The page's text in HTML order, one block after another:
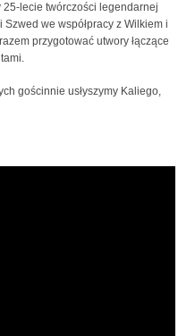
lecie twórczości legendarnej
we współpracy z Wilkiem i
przygotować utwory łączące
gościnnie usłyszymy Kaliego,